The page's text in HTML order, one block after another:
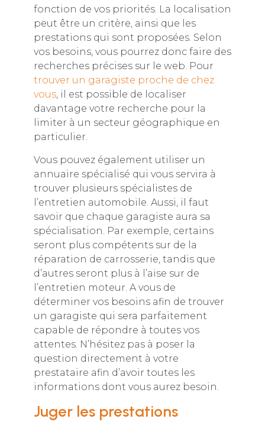
fonction de vos priorités. La localisation
peut être un critère, ainsi que les
prestations qui sont proposées. Selon
vos besoins, vous pourrez donc faire des
recherches précises sur le web. Pour
trouver un garagiste proche de chez
vous, il est possible de localiser
davantage votre recherche pour la
limiter à un secteur géographique en
particulier.
Vous pouvez également utiliser un
annuaire spécialisé qui vous servira à
trouver plusieurs spécialistes de
l’entretien automobile. Aussi, il faut
savoir que chaque garagiste aura sa
spécialisation. Par exemple, certains
seront plus compétents sur de la
réparation de carrosserie, tandis que
d’autres seront plus à l’aise sur de
l’entretien moteur. A vous de
déterminer vos besoins afin de trouver
un garagiste qui sera parfaitement
capable de répondre à toutes vos
attentes. N’hésitez pas à poser la
question directement à votre
prestataire afin d’avoir toutes les
informations dont vous aurez besoin.
Juger les prestations